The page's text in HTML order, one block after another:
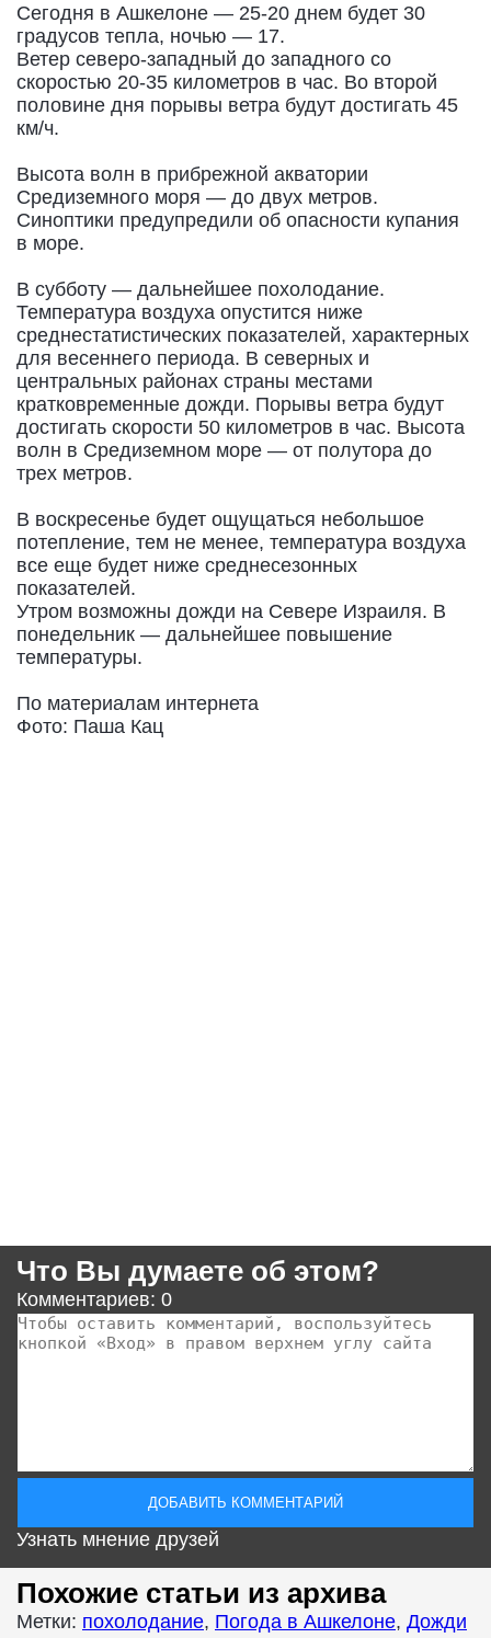
Сегодня в Ашкелоне — 25-20 днем будет 30
градусов тепла, ночью — 17.
Ветер северо-западный до западного со
скоростью 20-35 километров в час. Во второй
половине дня порывы ветра будут достигать 45
км/ч.
Высота волн в прибрежной акватории
Средиземного моря — до двух метров.
Синоптики предупредили об опасности купания
в море.
В субботу — дальнейшее похолодание.
Температура воздуха опустится ниже
среднестатистических показателей, характерных
для весеннего периода. В северных и
центральных районах страны местами
кратковременные дожди. Порывы ветра будут
достигать скорости 50 километров в час. Высота
волн в Средиземном море — от полутора до
трех метров.
В воскресенье будет ощущаться небольшое
потепление, тем не менее, температура воздуха
все еще будет ниже среднесезонных
показателей.
Утром возможны дожди на Севере Израиля. В
понедельник — дальнейшее повышение
температуры.
По материалам интернета
Фото: Паша Кац
Что Вы думаете об этом?
Комментариев: 0
Узнать мнение друзей
Похожие статьи из архива
Метки: похолодание, Погода в Ашкелоне, Дожди